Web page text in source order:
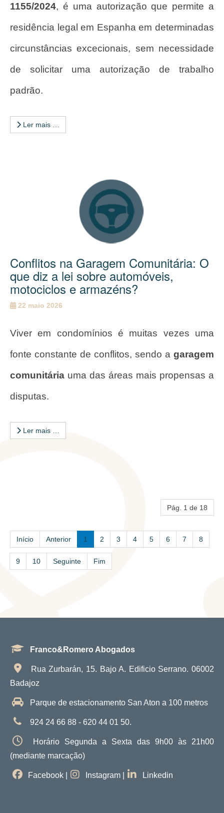
1155/2024, é uma autorização que permite a
residência legal em Espanha em determinadas
circunstâncias excecionais, sem necessidade
de solicitar uma autorização de trabalho
padrão.
Ler mais …
Conflitos na Garagem Comunitária: O
que diz a lei sobre automóveis,
motociclos e armazéns?
22 maio 2026
Viver em condomínios é muitas vezes uma
fonte constante de conflitos, sendo a garagem
comunitária uma das áreas mais propensas a
disputas.
Ler mais …
Pág. 1 de 18
Início Anterior 1 2 3 4 5 6 7 8
9 10 Seguinte Fim
Franco&Romero Abogados
Rua Zurbarán, 15. Bajo A. Edificio Serrano. 06002
Badajoz
Parque de estacionamento San Aton a 100 metros
924 24 66 88 - 620 44 01 50.
Horário Segunda a Sexta das 9h00 às 21h00
(mediante marcação)
Facebook Instagram Linkedin